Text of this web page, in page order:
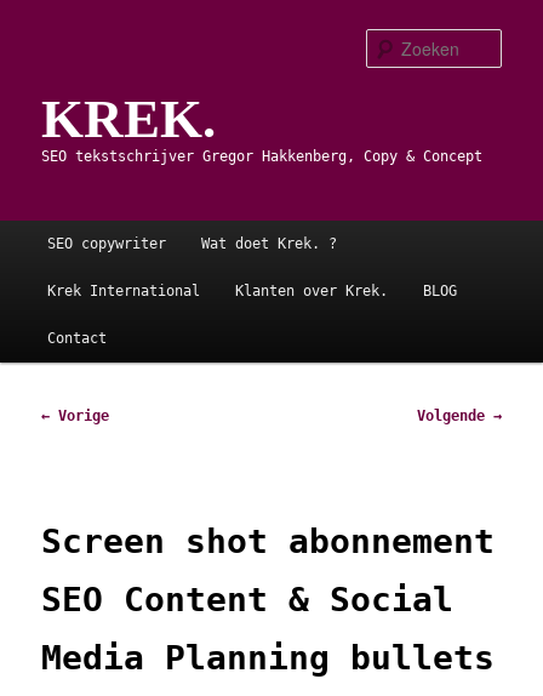
primaire
inhoudKREK.
SEO tekstschrijver Gregor Hakkenberg, Copy & Concept
Hoofdmenu
SEO copywriter Wat doet Krek. ?
Krek International Klanten over Krek. BLOG
Contact
Afbeeldingsnavigatie
← Vorige Volgende →
Screen shot abonnement
SEO Content & Social
Media Planning bullets